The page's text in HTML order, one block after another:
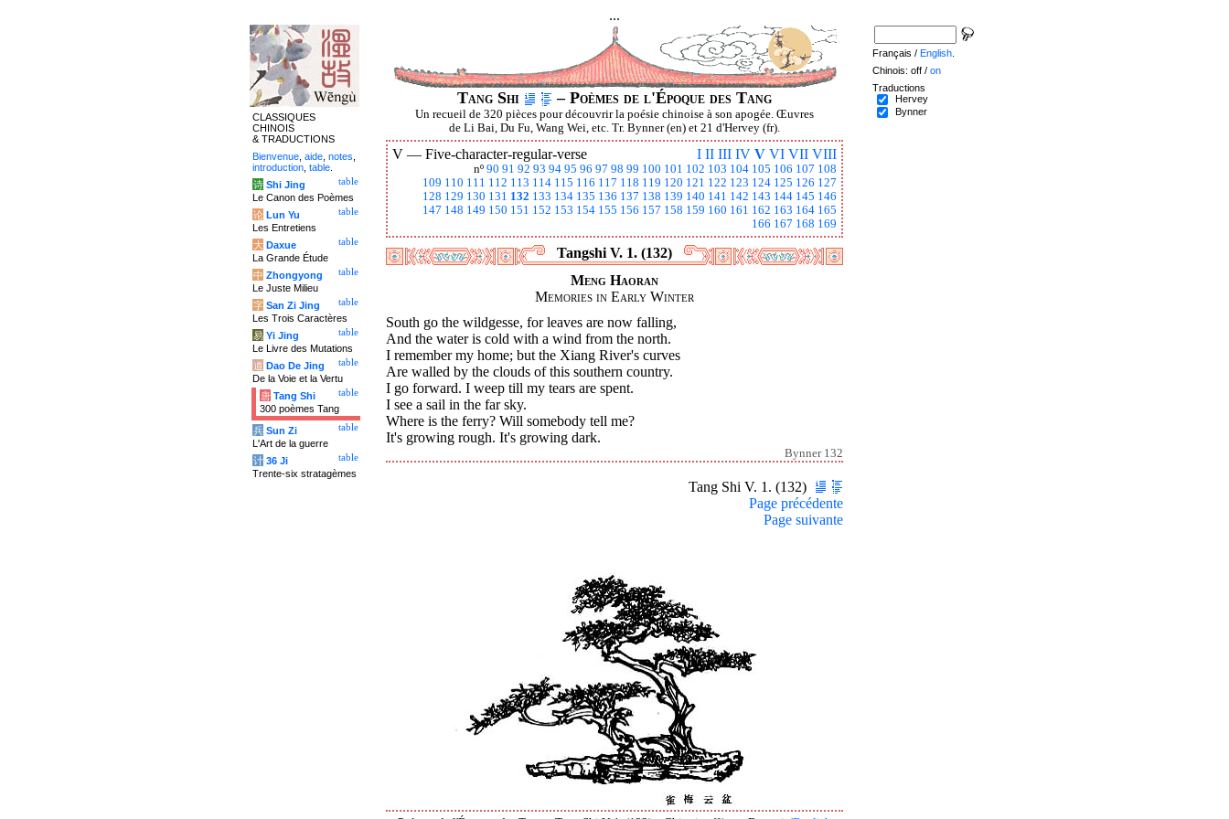
...
Tang Shi – Poèmes de l'Époque des Tang
Un recueil de 320 pièces pour découvrir la poésie chinoise à son apogée. Œuvres
de Li Bai, Du Fu, Wang Wei, etc. Tr. Bynner (en) et 21 d'Hervey (fr).
I II III IV V VI VII VIII
V — Five-character-regular-verse
nº 90 91 92 93 94 95 96 97 98 99 100 101 102 103 104 105 106 107 108
109 110 111 112 113 114 115 116 117 118 119 120 121 122 123 124 125 126 127
128 129 130 131 132 133 134 135 136 137 138 139 140 141 142 143 144 145 146
147 148 149 150 151 152 153 154 155 156 157 158 159 160 161 162 163 164 165
166 167 168 169
Tangshi V. 1. (132)
Meng Haoran
Memories in Early Winter
South go the wildgesse, for leaves are now falling,
And the water is cold with a wind from the north.
I remember my home; but the Xiang River's curves
Are walled by the clouds of this southern country.
I go forward. I weep till my tears are spent.
I see a sail in the far sky.
Where is the ferry? Will somebody tell me?
It's growing rough. It's growing dark.
Bynner 132
Tang Shi V. 1. (132)
Page précédente
Page suivante
CLASSIQUES
CHINOIS
& TRADUCTIONS
Bienvenue aide notes
introduction table
table
诗 Shi Jing
Le Canon des Poèmes
table
论 Lun Yu
Les Entretiens
table
大 Daxue
La Grande Étude
table
中 Zhongyong
Le Juste Milieu
table
字 San Zi Jing
Les Trois Caractères
table
易 Yi Jing
Le Livre des Mutations
table
道 Dao De Jing
De la Voie et la Vertu
table
唐 Tang Shi
300 poèmes Tang
table
兵 Sun Zi
L'Art de la guerre
table
计 36 Ji
Trente-six stratagèmes
Français / English
Chinois: off / on
Traductions
Hervey
Bynner